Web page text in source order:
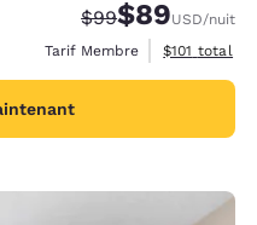
Tarif barré :
$99Tarif réduit :
$89USD/nuit
Tarif Membre
Afficher les
$101 total